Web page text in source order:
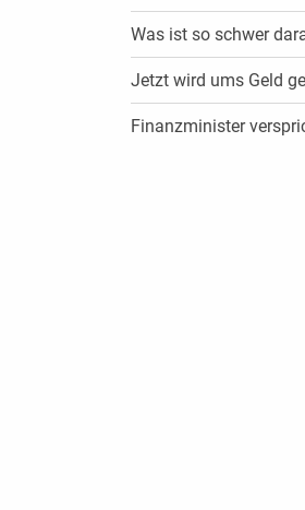
Was ist so schwer
Jetzt wird ums Geld
Finanzminister